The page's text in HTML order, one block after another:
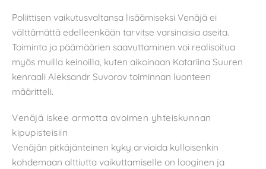
Poliittisen vaikutusvaltansa lisäämiseksi Venäjä ei
välttämättä edelleenkään tarvitse varsinaisia aseita.
Toiminta ja päämäärien saavuttaminen voi realisoitua
myös muilla keinoilla, kuten aikoinaan Katariina Suuren
kenraali Aleksandr Suvorov toiminnan luonteen
määritteli.
Venäjä iskee armotta avoimen yhteiskunnan
kipupisteisiin
Venäjän pitkäjänteinen kyky arvioida kulloisenkin
kohdemaan alttiutta vaikuttamiselle on looginen ja